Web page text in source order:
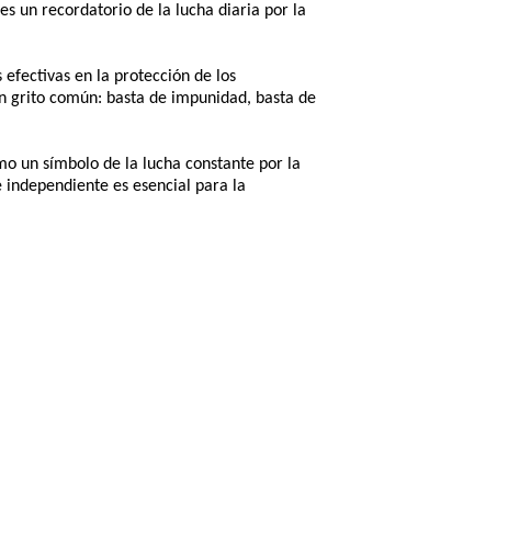
un recordatorio de la lucha diaria por la
en la protección de los
grito común: basta de impunidad, basta de
un símbolo de la lucha constante por la
es esencial para la